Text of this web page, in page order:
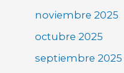
noviembre 2025
octubre 2025
septiembre 2025